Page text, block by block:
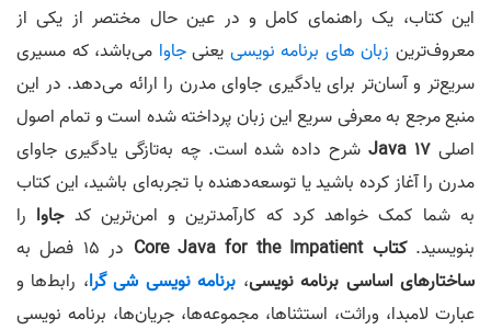
این کتاب، یک راهنمای کامل و در عین حال مختصر از یکی از
معروف‌ترین زبان های برنامه نویسی یعنیجاوا می‌باشد، که مسیری
سریع‌تر و آسان‌تر برای یادگیری جاوای مدرن را ارائه می‌دهد. در این
منبع مرجع به معرفی سریع این زبان پرداخته شده است و تمام اصول
اصلی Java 17شرح داده شده است. چه به‌تازگی یادگیری جاوای
مدرن را آغاز کرده باشید یا توسعه‌دهنده با تجربه‌ای ‌باشید، این کتاب
به شما کمک خواهد کرد که کارآمدترین و امن‌ترین کدجاوا را
بنویسید.کتاب Core Java for the Impatient
در 15 فصل به
ساختارهای اساسی برنامه نویسی، برنامه نویسی شی گرا، رابط‌ها و
عبارت لامبدا، وراثت، استثناها، مجموعه‌ها، جریان‌ها، برنامه نویسی